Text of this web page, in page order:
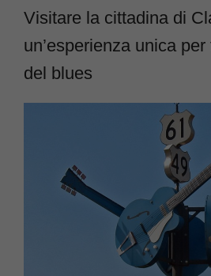
Visitare la cittadina di
un’esperienza unica
del blues